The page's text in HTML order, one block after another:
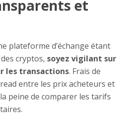
et
plateforme d’échange étant
cryptos, soyez vigilant sur
les transactions. Frais de
entre les prix acheteurs et
peine de comparer les tarifs